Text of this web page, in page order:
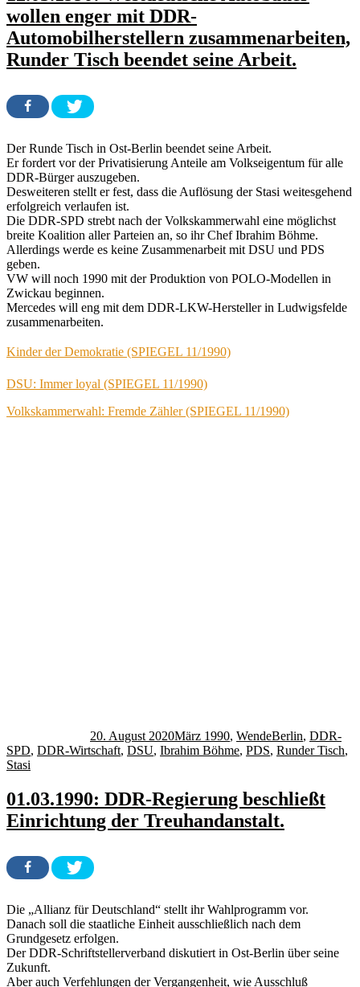
wollen enger mit DDR-
Automobilherstellern zusammenarbeiten,
Runder Tisch beendet seine Arbeit.
Der Runde Tisch in Ost-Berlin beendet seine Arbeit.
Er fordert vor der Privatisierung Anteile am Volkseigentum für alle
DDR-Bürger auszugeben.
Desweiteren stellt er fest, dass die Auflösung der Stasi weitesgehend
erfolgreich verlaufen ist.
Die DDR-SPD strebt nach der Volkskammerwahl eine möglichst
breite Koalition aller Parteien an, so ihr Chef Ibrahim Böhme.
Allerdings werde es keine Zusammenarbeit mit DSU und PDS
geben.
VW will noch 1990 mit der Produktion von POLO-Modellen in
Zwickau beginnen.
Mercedes will eng mit dem DDR-LKW-Hersteller in Ludwigsfelde
zusammenarbeiten.
Kinder der Demokratie (SPIEGEL 11/1990)
DSU: Immer loyal (SPIEGEL 11/1990)
Volkskammerwahl: Fremde Zähler (SPIEGEL 11/1990)
20. August 2020März 1990, WendeBerlin, DDR-
SPD, DDR-Wirtschaft, DSU, Ibrahim Böhme, PDS, Runder Tisch,
Stasi
01.03.1990: DDR-Regierung beschließt
Einrichtung der Treuhandanstalt.
Die „Allianz für Deutschland“ stellt ihr Wahlprogramm vor.
Danach soll die staatliche Einheit ausschließlich nach dem
Grundgesetz erfolgen.
Der DDR-Schriftstellerverband diskutiert in Ost-Berlin über seine
Zukunft.
Aber auch Verfehlungen der Vergangenheit, wie Ausschluß